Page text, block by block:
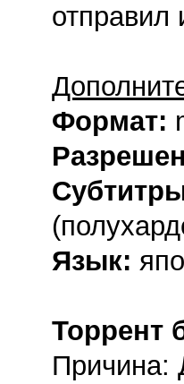
отправил
Формат:
Язык:
Торрент
Причина: